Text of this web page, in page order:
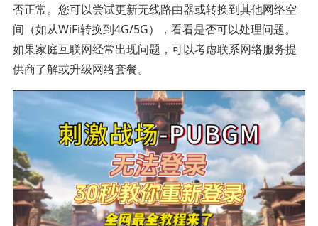
否正常。您可以尝试更新无线路由器或转换到其他网络空
间（如从WiFi转换到4G/5G），看看是否可以处理问题。
如果家庭互联网经常出现问题，可以考虑联系网络服务提
供商了解或升级网络套餐。